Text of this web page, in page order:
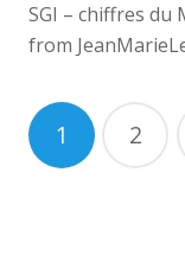
SGI – chiffres du
from
des
1 2